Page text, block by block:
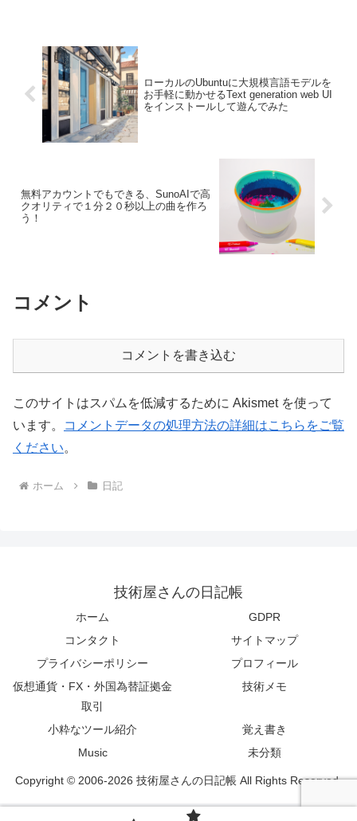
ローカルのUbuntuに大規模言語モデルを
お手軽に動かせるText generation web UI
をインストールして遊んでみた
無料アカウントでもできる、SunoAIで高
クオリティで１分２０秒以上の曲を作ろ
う！
コメント
コメントを書き込む
このサイトはスパムを低減するために Akismet を使って
います。
コメントデータの処理方法の詳細はこちらをご覧
ください。
ホーム 日記
技術屋さんの日記帳
ホーム
GDPR
コンタクト
サイトマップ
プライバシーポリシー
プロフィール
仮想通貨・FX・外国為替証拠金
取引
技術メモ
小粋なツール紹介
覚え書き
Music
未分類
Copyright © 2006-2026 技術屋さんの日記帳 All Rights Reserved.